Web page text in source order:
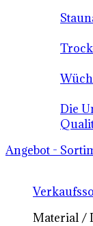
Die
Angebot -
Material /